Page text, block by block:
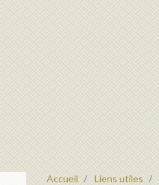
Accueil Liens utiles